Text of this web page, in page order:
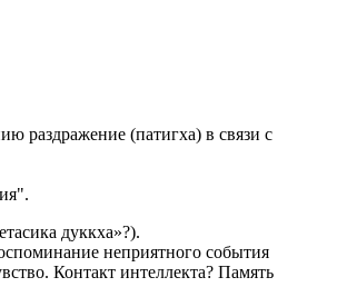
раздражение (патигха) в связи с
дуккха»?).
неприятного события
Контакт интеллекта? Память